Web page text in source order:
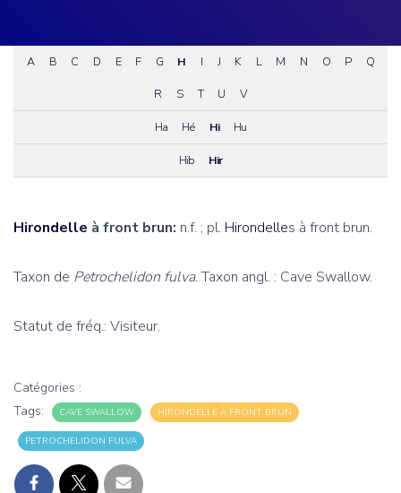
N
A B C D E F G H I J K L M N O P Q
R S T U V
Ha Hé Hi Hu
Hib Hir
Hirondelle à front brun: n.f. ; pl. Hirondelles à front brun.
Taxon de Petrochelidon fulva. Taxon angl. : Cave Swallow.
Statut de fréq.: Visiteur.
Catégories :
Tags:
CAVE SWALLOW HIRONDELLE À FRONT BRUN
PETROCHELIDON FULVA